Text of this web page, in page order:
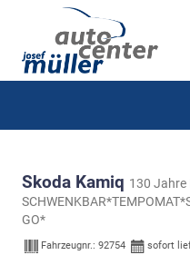
Skoda Kamiq 130 Jahre
GO*
Fahrzeugnr.: 92754 sofort